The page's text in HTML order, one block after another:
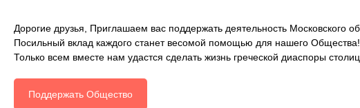
Дорогие друзья, Приглашаем вас поддержать деятельность Московского
Посильный вклад каждого станет весомой помощью для нашего Общества!
Только всем вместе нам удастся сделать жизнь греческой диаспоры
Поддержать Общество